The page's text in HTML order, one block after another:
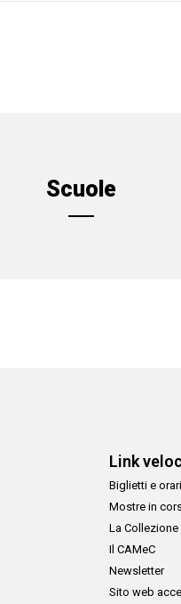
Scuole
Link
Biglietti e orari
Mostre in
La Collezione
Il CAMeC
Newsletter
Sito web